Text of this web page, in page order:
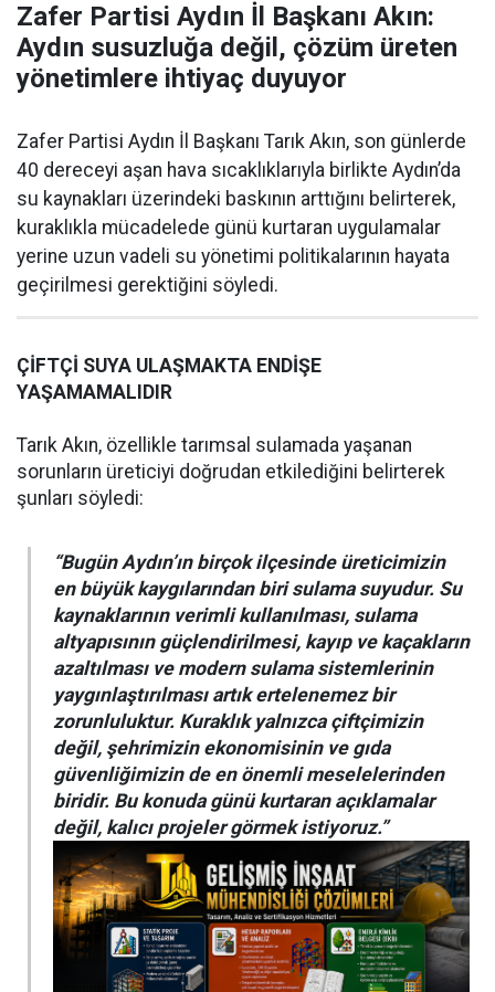
Zafer Partisi Aydın İl Başkanı Akın:
Aydın susuzluğa değil, çözüm üreten
yönetimlere ihtiyaç duyuyor
Zafer Partisi Aydın İl Başkanı Tarık Akın, son günlerde
40 dereceyi aşan hava sıcaklıklarıyla birlikte Aydın’da
su kaynakları üzerindeki baskının arttığını belirterek,
kuraklıkla mücadelede günü kurtaran uygulamalar
yerine uzun vadeli su yönetimi politikalarının hayata
geçirilmesi gerektiğini söyledi.
ÇİFTÇİ SUYA ULAŞMAKTA ENDİŞE
YAŞAMAMALIDIR
Tarık Akın, özellikle tarımsal sulamada yaşanan
sorunların üreticiyi doğrudan etkilediğini belirterek
şunları söyledi:
“Bugün Aydın’ın birçok ilçesinde üreticimizin
en büyük kaygılarından biri sulama suyudur. Su
kaynaklarının verimli kullanılması, sulama
altyapısının güçlendirilmesi, kayıp ve kaçakların
azaltılması ve modern sulama sistemlerinin
yaygınlaştırılması artık ertelenemez bir
zorunluluktur. Kuraklık yalnızca çiftçimizin
değil, şehrimizin ekonomisinin ve gıda
güvenliğimizin de en önemli meselelerinden
biridir. Bu konuda günü kurtaran açıklamalar
değil, kalıcı projeler görmek istiyoruz.”